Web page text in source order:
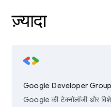
ज़्यादा
Google Developer
Google की टेक्नोलॉजी और